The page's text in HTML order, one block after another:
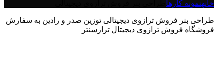
خانهنمونه کارها
طراحی بنر فروش ترازوی دیجیتالی توزین صدر و رادین به سفارش
فروشگاه فروش ترازوی دیجیتال ترازسنتر